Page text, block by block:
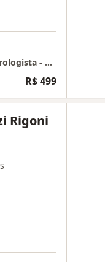
Clínica - Dra. Camila Cirino Pereira l Neurologista - MG
R$ 499
Rigoni